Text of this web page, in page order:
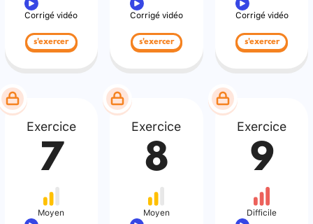
Corrigé vidéo
s'exercer
Corrigé vidéo
s'exercer
Corrigé vidéo
s'exercer
Exercice
7
Moyen
Exercice
8
Moyen
Exercice
9
Difficile